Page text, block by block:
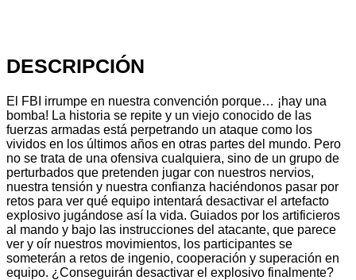
DESCRIPCIÓN
El FBI irrumpe en nuestra convención porque… ¡hay una
bomba! La historia se repite y un viejo conocido de las
fuerzas armadas está perpetrando un ataque como los
vividos en los últimos años en otras partes del mundo. Pero
no se trata de una ofensiva cualquiera, sino de un grupo de
perturbados que pretenden jugar con nuestros nervios,
nuestra tensión y nuestra confianza haciéndonos pasar por
retos para ver qué equipo intentará desactivar el artefacto
explosivo jugándose así la vida. Guiados por los artificieros
al mando y bajo las instrucciones del atacante, que parece
ver y oír nuestros movimientos, los participantes se
someterán a retos de ingenio, cooperación y superación en
equipo. ¿Conseguirán desactivar el explosivo finalmente?